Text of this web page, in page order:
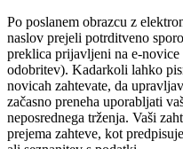
Po poslanem obrazcu z
naslov prejeli potrditveno
preklica prijavljeni na e-
odobritev). Kadarkoli lahko
novicah zahtevate, da
začasno preneha uporabljati
neposrednega trženja. Vaši
prejema zahteve, kot